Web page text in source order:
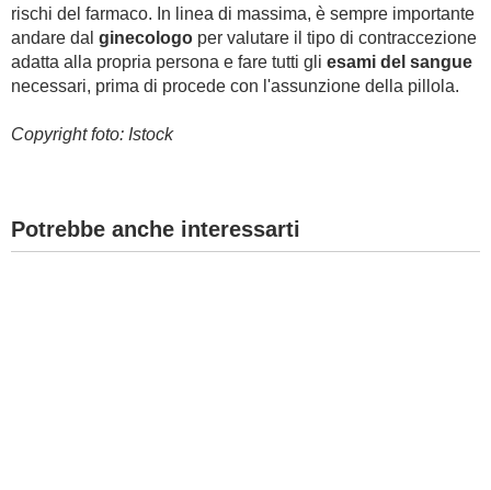
rischi del farmaco. In linea di massima, è sempre importante
andare dal ginecologo per valutare il tipo di contraccezione
adatta alla propria persona e fare tutti gli esami del sangue
necessari, prima di procede con l'assunzione della pillola.
Copyright foto: Istock
Potrebbe anche interessarti